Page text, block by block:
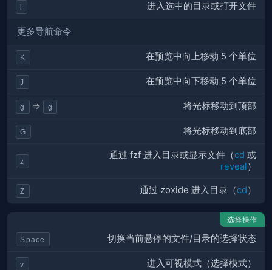
l 进入选中的目录或打开文件
更多导航命令
K 在预览中向上移动 5 个单位
J 在预览中向下移动 5 个单位
g ⇒ g 将光标移动到顶部
G 将光标移动到底部
z
通过 fzf 进入目录或显示文件（cd 或
reveal ）
Z 通过 zoxide 进入目录（cd）
选择操作
Space 切换当前悬停的文件/目录的选择状态
v 进入可视模式（选择模式）